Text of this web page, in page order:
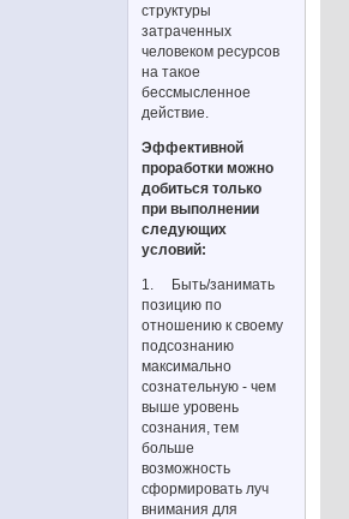
структуры
затраченных
человеком ресурсов
на такое
бессмысленное
действие.
Эффективной
проработки можно
добиться только
при выполнении
следующих
условий:
1. Быть/занимать
позицию по
отношению к своему
подсознанию
максимально
сознательную - чем
выше уровень
сознания, тем
больше
возможность
сформировать луч
внимания для